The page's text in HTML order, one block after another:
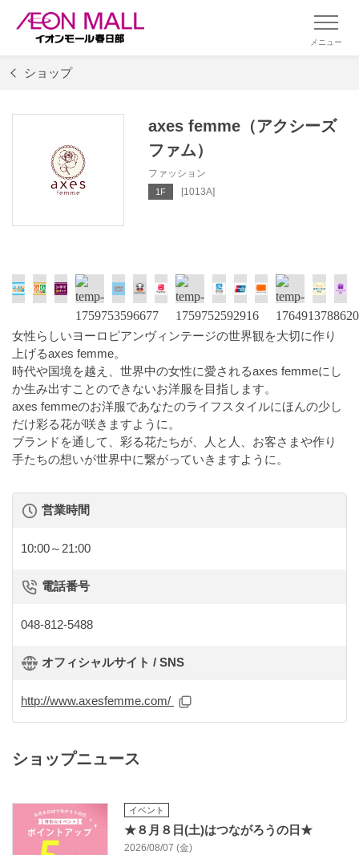
メニュー
ショップ
axes femme（アクシーズ
ファム）
ファッション
1F [1013A]
女性らしいヨーロピアンヴィンテージの世界観を大切に作り
上げるaxes femme。
時代や国境を越え、世界中の女性に愛されるaxes femmeにし
か生み出すことのできないお洋服を目指します。
axes femmeのお洋服であなたのライフスタイルにほんの少し
だけ彩る花が咲きますように。
ブランドを通して、彩る花たちが、人と人、お客さまや作り
手たちの想いが世界中に繋がっていきますように。
営業時間
10:00～21:00
電話番号
048-812-5488
オフィシャルサイト / SNS
http://www.axesfemme.com/
ショップニュース
イベント
★８月８日(土)はつながろうの日★
2026/08/07 (金)